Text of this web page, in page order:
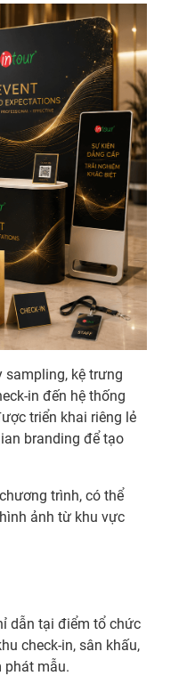
sampling, kệ trưng
in đến hệ thống
triển khai riêng lẻ
branding để tạo
trình, có thể
ảnh từ khu vực
dẫn tại điểm tổ chức
check-in, sân khấu,
phát mẫu.